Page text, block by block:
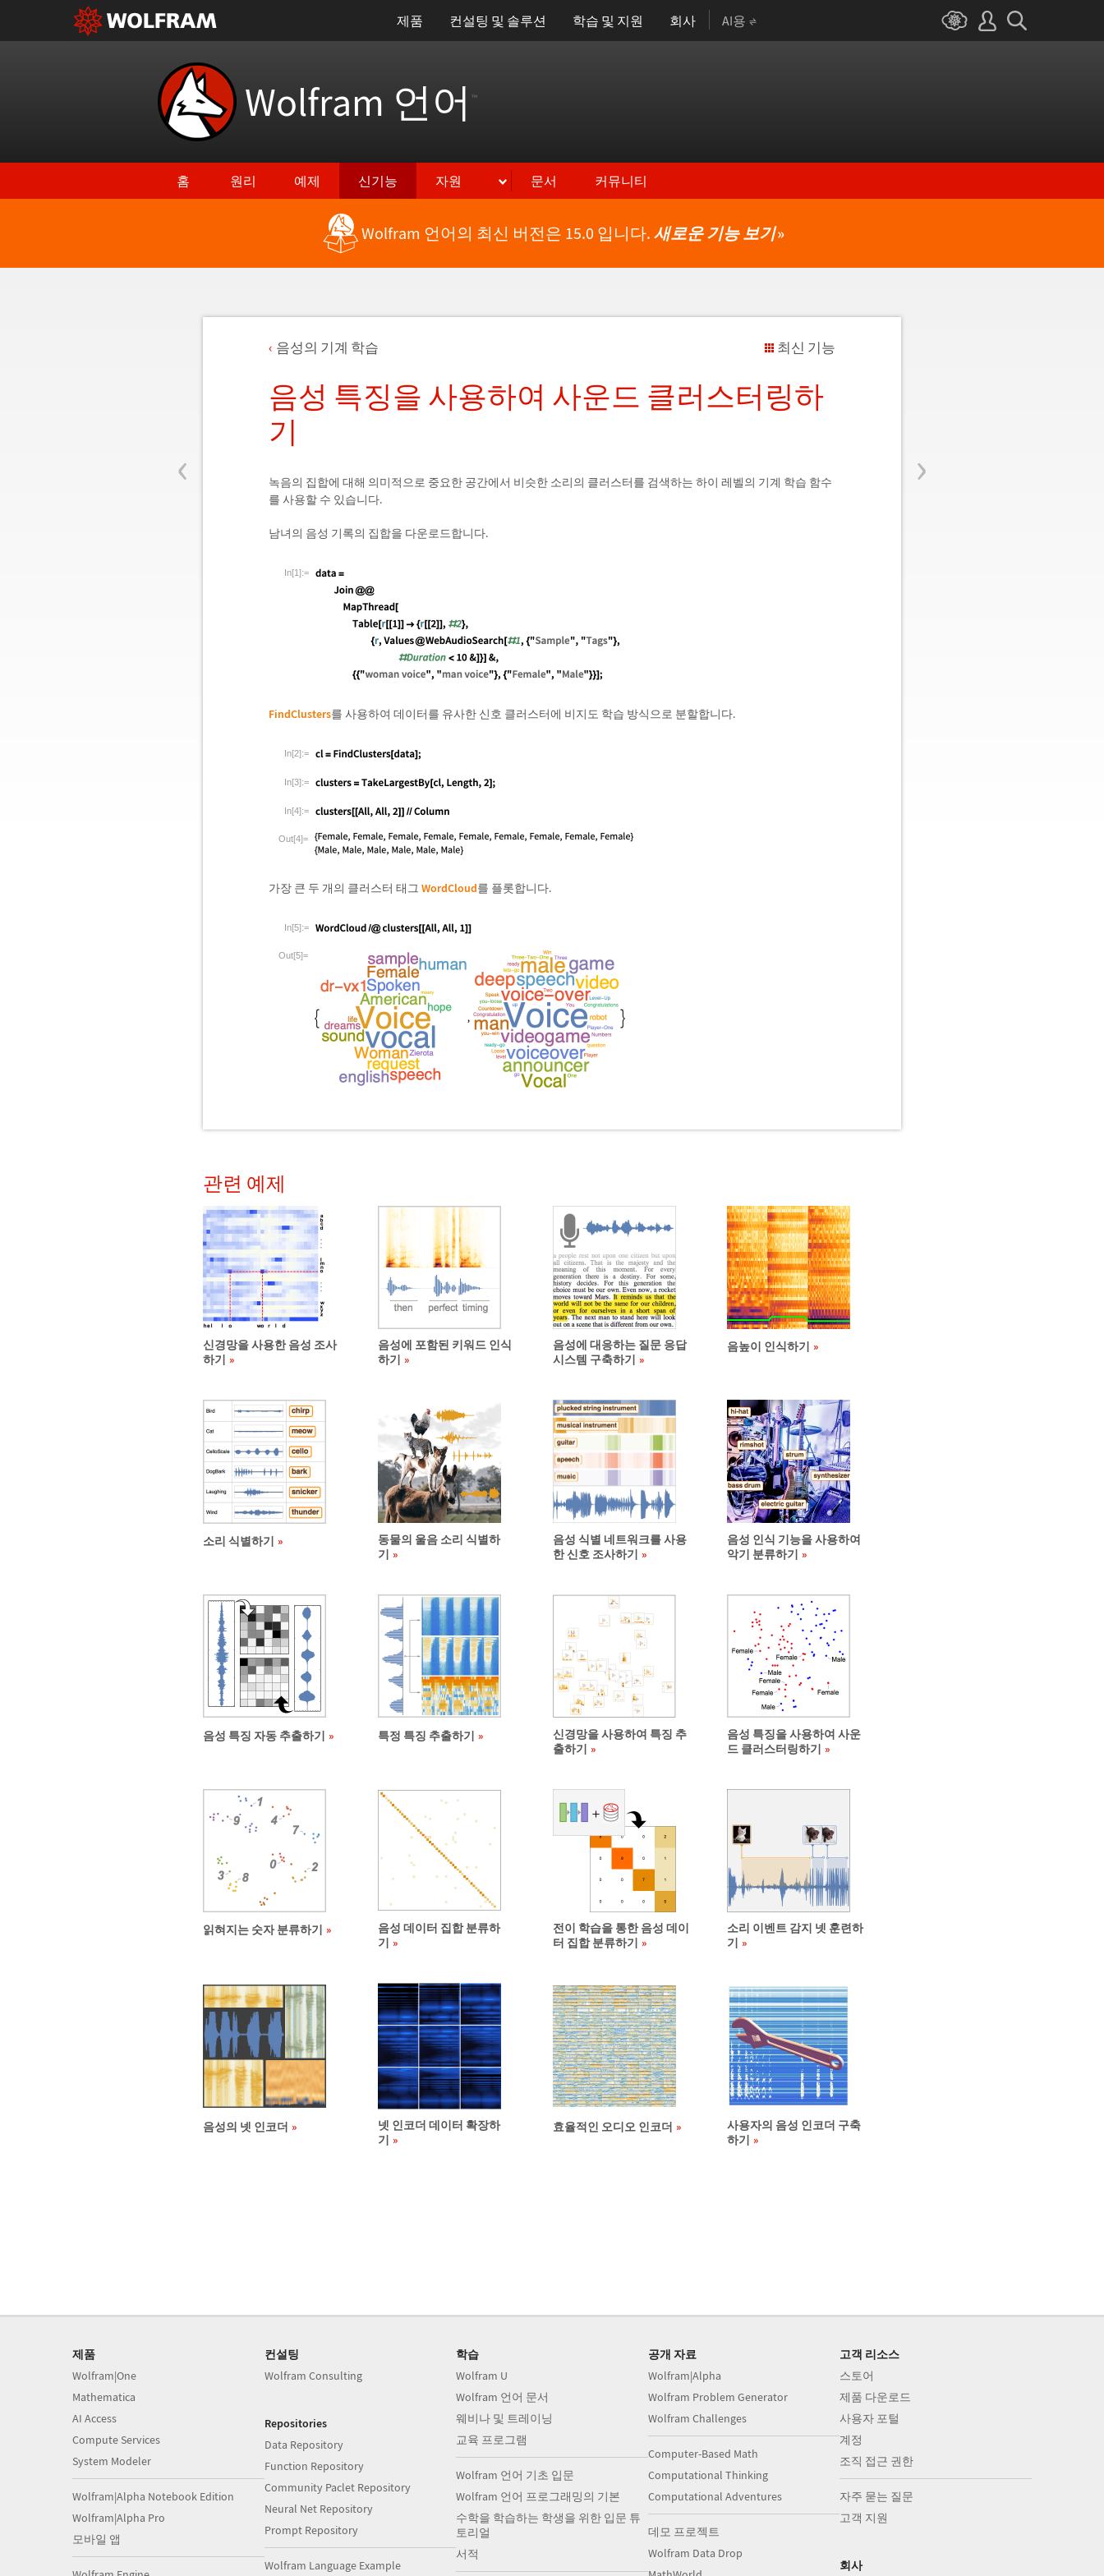
제품 컨설팅 및 솔루션 학습 및 지원 회사 AI용
Wolfram 언어 ™
홈 원리 예제 신기능 자원 문서 커뮤니티
Wolfram 언어의 최신 버전은 15.0 입니다. 새로운 기능 보기»
‹ ›
음성의 기계 학습 최신 기능
음성 특징을 사용하여 사운드 클러스터링하
기
녹음의 집합에 대해 의미적으로 중요한 공간에서 비슷한 소리의 클러스터를 검색하는 하이 레벨의 기계 학습 함수
를 사용할 수 있습니다.
남녀의 음성 기록의 집합을 다운로드합니다.
In[1]:=
FindClusters를 사용하여 데이터를 유사한 신호 클러스터에 비지도 학습 방식으로 분할합니다.
In[2]:=
In[3]:=
In[4]:=
Out[4]=
가장 큰 두 개의 클러스터 태그 WordCloud를 플롯합니다.
In[5]:=
Out[5]=
관련 예제
신경망을 사용한 음성 조사
하기
음성에 포함된 키워드 인식
하기
음성에 대응하는 질문 응답
시스템 구축하기
음높이 인식하기
소리 식별하기
동물의 울음 소리 식별하
기
음성 식별 네트워크를 사용
한 신호 조사하기
음성 인식 기능을 사용하여
악기 분류하기
음성 특징 자동 추출하기 특정 특징 추출하기
신경망을 사용하여 특징 추
출하기
음성 특징을 사용하여 사운
드 클러스터링하기
읽혀지는 숫자 분류하기
음성 데이터 집합 분류하
기
전이 학습을 통한 음성 데이
터 집합 분류하기
소리 이벤트 감지 넷 훈련하
기
음성의 넷 인코더
넷 인코더 데이터 확장하
기
효율적인 오디오 인코더
사용자의 음성 인코더 구축
하기
제품
Wolfram|One
Mathematica
AI Access
Compute Services
System Modeler
Wolfram|Alpha Notebook Edition
Wolfram|Alpha Pro
모바일 앱
컨설팅
Wolfram Consulting
Repositories
Data Repository
Function Repository
Community Paclet Repository
Neural Net Repository
Prompt Repository
Wolfram Language Example
학습
Wolfram U
Wolfram 언어 문서
웨비나 및 트레이닝
교육 프로그램
Wolfram 언어 기초 입문
Wolfram 언어 프로그래밍의 기본
수학을 학습하는 학생을 위한 입문 튜
토리얼
서적
공개 자료
Wolfram|Alpha
Wolfram Problem Generator
Wolfram Challenges
Computer-Based Math
Computational Thinking
Computational Adventures
데모 프로젝트
Wolfram Data Drop
고객 리소스
스토어
제품 다운로드
사용자 포털
계정
조직 접근 권한
자주 묻는 질문
고객 지원
회사